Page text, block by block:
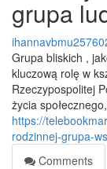
grupa
Grupa bliskich ,
kluczową rolę w
Rzeczypospolitej
życia
https://
rodzinnej-grupa-
Comments